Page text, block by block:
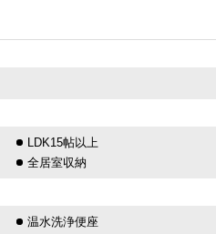
LDK15帖以上
全居室収納
温水洗浄便座